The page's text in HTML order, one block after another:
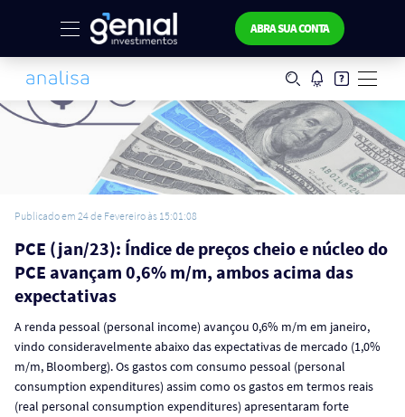
ABRA SUA CONTA
Publicado em 24 de Fevereiro às 15:01:08
PCE (jan/23): Índice de preços cheio e núcleo do
PCE avançam 0,6% m/m, ambos acima das
expectativas
A renda pessoal (personal income) avançou 0,6% m/m em janeiro,
vindo consideravelmente abaixo das expectativas de mercado (1,0%
m/m, Bloomberg). Os gastos com consumo pessoal (personal
consumption expenditures) assim como os gastos em termos reais
(real personal consumption expenditures) apresentaram forte